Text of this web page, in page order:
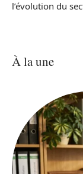
l’évolution du
À la une